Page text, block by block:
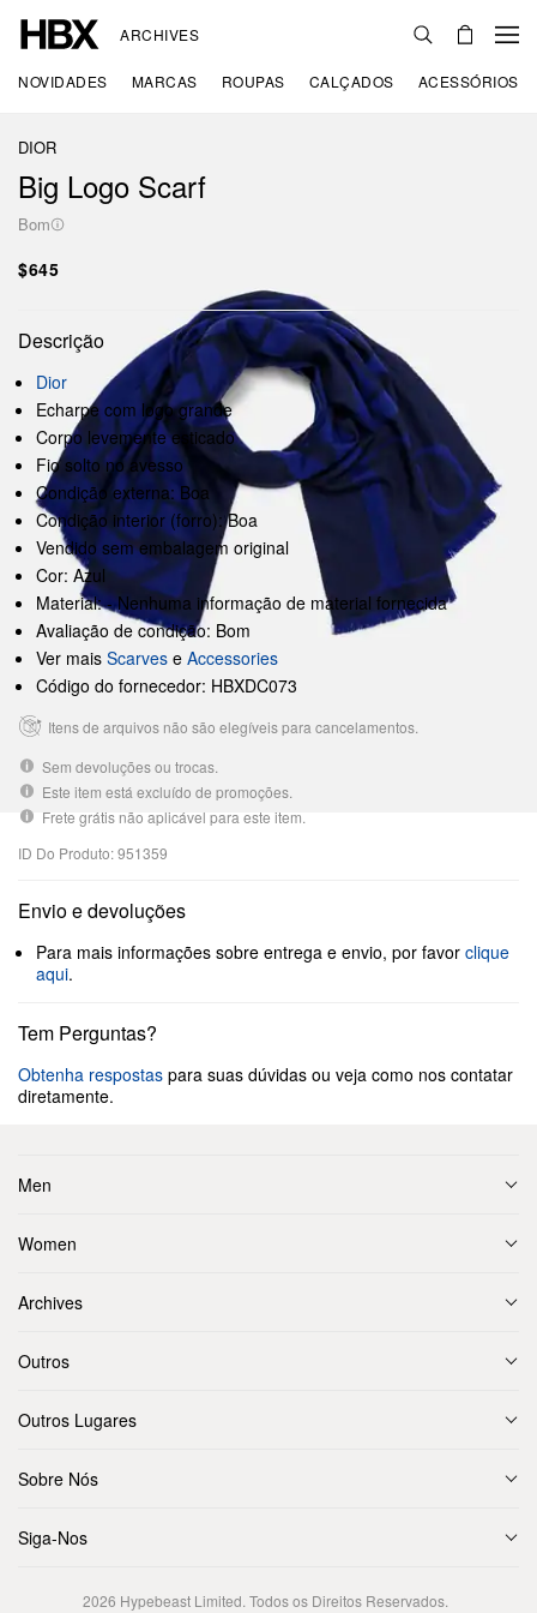
ARCHIVES
NOVIDADES MARCAS ROUPAS CALÇADOS ACESSÓRIOS
DIOR
Big Logo Scarf
Bom
$645
Descrição
Dior
Echarpe com logo grande
Corpo levemente esticado
Fio solto no avesso
Condição externa: Boa
Condição interior (forro): Boa
Vendido sem embalagem original
Cor: Azul
Material: - Nenhuma informação de material fornecida
Avaliação de condição: Bom
Ver mais Scarves e Accessories
Código do fornecedor: HBXDC073
Itens de arquivos não são elegíveis para cancelamentos.
Sem devoluções ou trocas.
Este item está excluído de promoções.
Frete grátis não aplicável para este item.
ID Do Produto: 951359
Envio e devoluções
Para mais informações sobre entrega e envio, por favor clique
aqui.
Tem Perguntas?
Obtenha respostas para suas dúvidas ou veja como nos contatar
diretamente.
Men
Women
Archives
Outros
Outros Lugares
Sobre Nós
Siga-Nos
2026 Hypebeast Limited. Todos os Direitos Reservados.